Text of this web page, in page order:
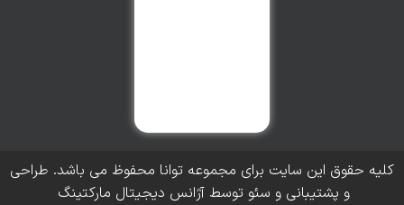
کلیه حقوق این سایت برای مجموعه توانا محفوظ می باشد. طراحی
و پشتیبانی و سئو توسط آژانس دیجیتال مارکتینگ